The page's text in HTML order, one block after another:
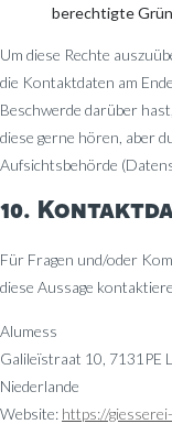
berechtigte
Um diese Rechte
die Kontaktdaten am
Beschwerde darüber
diese gerne hören, aber
Aufsichtsbehörde
10.
Für Fragen und/oder
diese Aussage
Alumess
Galileïstraat 10, 7131PE
Niederlande
Website: https://